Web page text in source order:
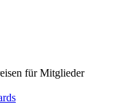
für Mitglieder